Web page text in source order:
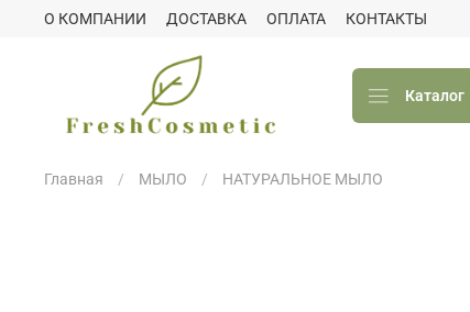
О КОМПАНИИ ДОСТАВКА ОПЛАТА КОНТАКТЫ
Каталог
Главная МЫЛО НАТУРАЛЬНОЕ МЫЛО